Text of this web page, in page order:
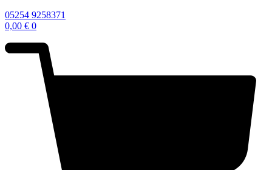
05254 9258371
0,00 € 0